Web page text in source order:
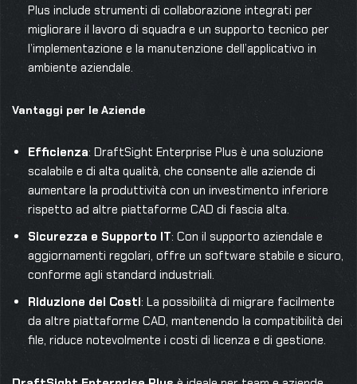
Plus include strumenti di collaborazione integrati per
migliorare il lavoro di squadra e un supporto tecnico per
l’implementazione e la manutenzione dell’applicativo in
ambiente aziendale.
Vantaggi per le Aziende
Efficienza: DraftSight Enterprise Plus è una soluzione
scalabile e di alta qualità, che consente alle aziende di
aumentare la produttività con un investimento inferiore
rispetto ad altre piattaforme CAD di fascia alta.
Sicurezza e Supporto IT: Con il supporto aziendale e
aggiornamenti regolari, offre un software stabile e sicuro,
conforme agli standard industriali.
Riduzione dei Costi: La possibilità di migrare facilmente
da altre piattaforme CAD, mantenendo la compatibilità dei
file, riduce notevolmente i costi di licenza e di gestione.